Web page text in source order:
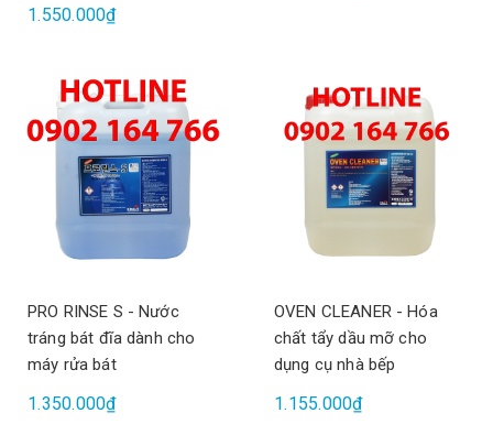
1.550.000₫
PRO RINSE S - Nước
tráng bát đĩa dành cho
máy rửa bát
1.350.000₫
OVEN CLEANER - Hóa
chất tẩy dầu mỡ cho
dụng cụ nhà bếp
1.155.000₫